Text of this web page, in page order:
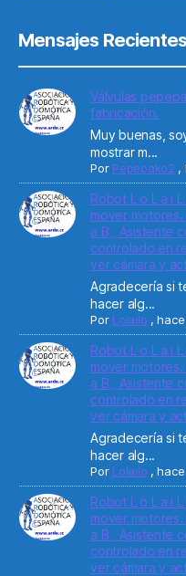
Mensajes
Válvulas
fabricación.
Muy buenas,
mostrar m...
Por Pepepako2 ,
Robot L o L a i
mover
a B , Asistente
controlado en
ver cámara y
Agradecería si
hacer alg...
Por Lolailo ,
Robot L o L a i
mover
a B , Asistente
controlado en
ver cámara y
Agradecería si
hacer alg...
Por Lolailo ,
Robot L o L a i
mover
a B , Asistente
controlado en
ver cámara y